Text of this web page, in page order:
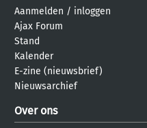
Aanmelden / inloggen
Ajax Forum
Stand
Kalender
E-zine (nieuwsbrief)
Nieuwsarchief
Over ons